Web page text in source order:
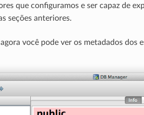
que configuramos e ser capaz de
seções anteriores.
você pode ver os metadados dos